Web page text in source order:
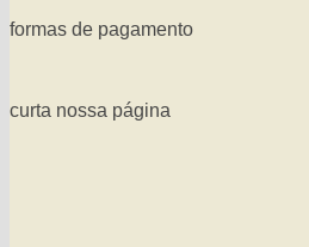
formas de pagamento
curta nossa página